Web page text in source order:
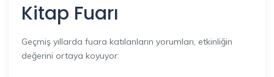
Kitap Fuarı
Geçmiş yıllarda fuara katılanların yorumları, etkinliğin
değerini ortaya koyuyor: